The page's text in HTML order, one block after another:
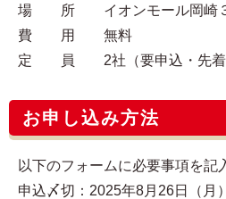
場 所 イオンモール岡崎３
費 用 無料
定 員 2社（要申込・先着
お申し込み方法
以下のフォームに必要事項を記
申込〆切：2025年8月26日（月